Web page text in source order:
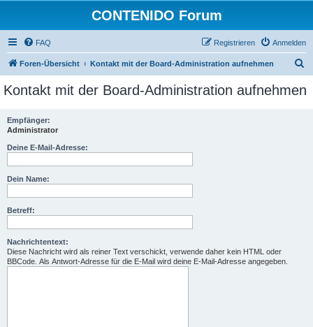
CONTENIDO Forum
FAQ Anmelden
Registrieren
Foren-Übersicht Kontakt mit der Board-Administration aufnehmen
c
Kontakt mit der Board-Administration aufnehmen
Empfänger:
Administrator
Deine E-Mail-Adresse:
Dein Name:
Betreff:
Nachrichtentext:
Diese Nachricht wird als reiner Text verschickt, verwende daher kein HTML oder
BBCode. Als Antwort-Adresse für die E-Mail wird deine E-Mail-Adresse angegeben.